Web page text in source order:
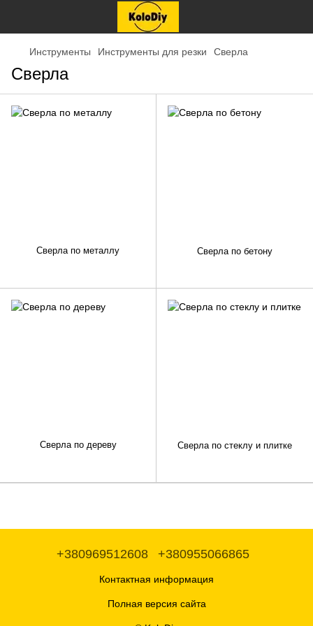
Инструменты Инструменты для резки Сверла
Сверла
Сверла по металлу Сверла по бетону
Сверла по дереву Сверла по стеклу и плитке
+380969512608 +380955066865
Контактная информация
Полная версия сайта